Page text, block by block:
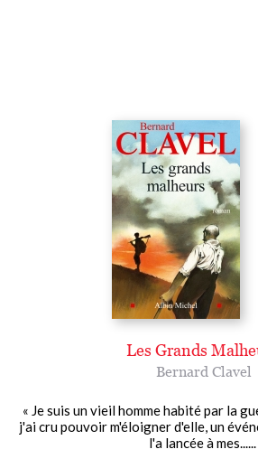
Les Grands
Bernard Clavel
« Je suis un vieil homme habité par la
j'ai cru pouvoir m'éloigner d'elle, un
l'a lancée à mes......